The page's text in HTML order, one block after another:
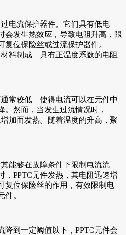
电流保护器件。它们具有低电
会发生热效应，导致电阻升高，限
位保险丝或过流保护器件。
料制成，具有正温度系数的电阻
常较低，使得电流可以在元件中
。然而，当发生过流情况时，
加而发热。随着温度的升高，聚
能够在故障条件下限制电流流
，PPTC元件发热，其电阻迅速增
复位保险丝的作用，有效限制电
件。
降到一定阈值以下，PPTC元件会